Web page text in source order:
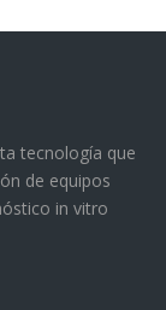
tecnología que
de equipos
in vitro